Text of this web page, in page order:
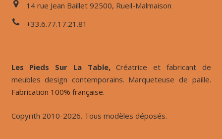
14 rue Jean Baillet 92500, Rueil-Malmaison
+33.6.77.17.21.81
Les Pieds Sur La Table,Créatrice et fabricant de
meubles design contemporains. Marqueteuse de paille.
Fabrication 100% française.
Copyrith 2010-2026. Tous modèles déposés.